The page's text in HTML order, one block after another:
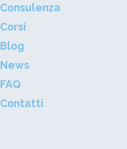
Consulenza
Corsi
Blog
News
FAQ
Contatti